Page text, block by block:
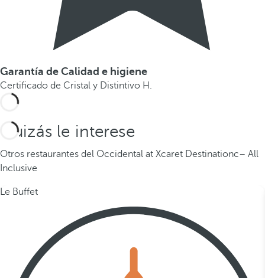
Garantía de Calidad e higiene
Certificado de Cristal y Distintivo H.
Quizás le interese
Otros restaurantes del Occidental at Xcaret Destinationc– All
Inclusive
Le Buffet